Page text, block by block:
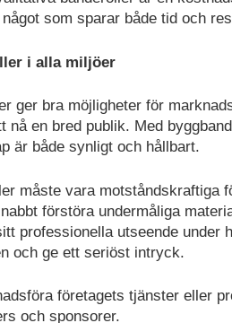
som sparar både tid och
i alla miljöer
ger bra möjligheter för
nå en bred publik. Med
är både synligt och hållbart.
måste vara motståndskraftiga
förstöra undermåliga
professionella utseende
och ge ett seriöst intryck.
företagets tjänster eller
och sponsorer.